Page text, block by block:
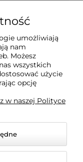
umożliwiają
nam
Możesz
wszystkich
użycie
opcję
w naszej Polityce